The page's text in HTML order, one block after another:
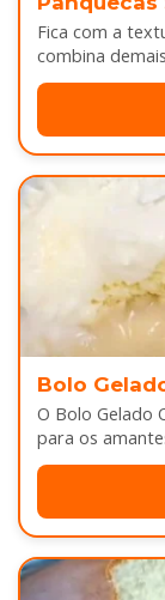
Fica com a
combina
derretendo por
Bolo
O Bolo Gelado
para os
sabor...